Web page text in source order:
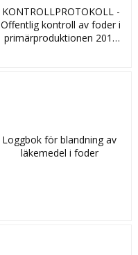
KONTROLLPROTOKOLL -
Offentlig kontroll av foder i
primärproduktionen 2014
Loggbok för blandning av
läkemedel i foder